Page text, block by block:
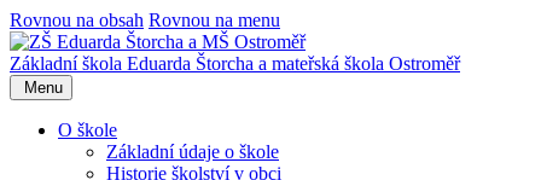
Rovnou na obsah Rovnou na menu
Základní škola Eduarda Štorcha a mateřská škola Ostroměř
Menu
O škole
Základní údaje o škole
Historie školství v obci